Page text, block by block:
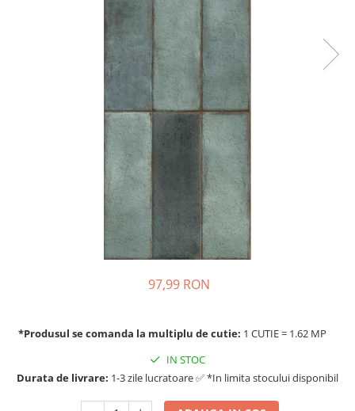
97,99 RON
*Produsul se comanda la multiplu de cutie: 1 CUTIE = 1.62 MP
IN STOC
Durata de livrare: 1-3 zile lucratoare ✅ *In limita stocului disponibil